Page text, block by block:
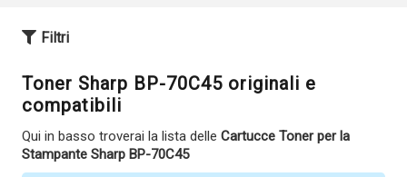
Filtri
Toner Sharp BP-70C45 originali e
compatibili
Qui in basso troverai la lista delle Cartucce Toner per la
Stampante Sharp BP-70C45